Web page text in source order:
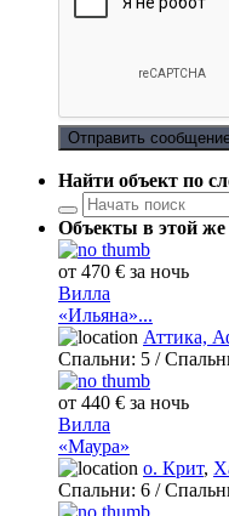
Отправить
Найти объект по
Объекты в этой же
от 470 € за ночь
Вилла
«Ильяна»...
Аттика,
Спальни: 5 /
от 440 € за ночь
Вилла
«Маура»
о. Крит,
Спальни: 6 /